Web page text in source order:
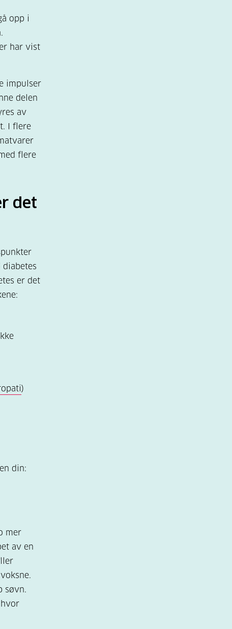
opp i
har vist
impulser
delen
av
I flere
flere
det
diabetes
er det
)
din:
mer
av en
søvn.